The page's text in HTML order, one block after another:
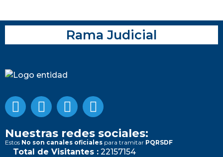
Rama Judicial
Nuestras redes sociales:
Estos No son canales oficiales para tramitar PQRSDF
Total de Visitantes : 22157154